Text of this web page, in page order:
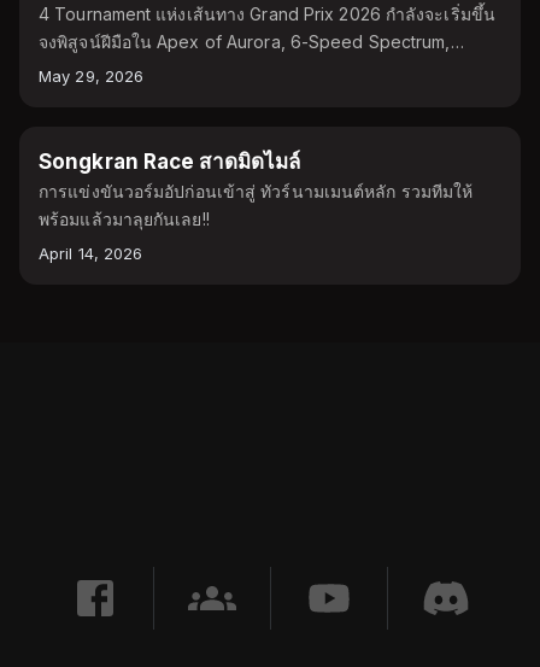
4 Tournament แห่งเส้นทาง Grand Prix 2026 กำลังจะเริ่มขึ้น
จงพิสูจน์ฝีมือใน Apex of Aurora, 6-Speed Spectrum,
Tachyon Track และ THyperlight Highway เพื่อก้าวสู่เวที
May 29, 2026
TOURNAMENT
Songkran Race สาดมิดไมล์
การแข่งขันวอร์มอัปก่อนเข้าสู่ ทัวร์นามเมนต์หลัก รวมทีมให้
พร้อมแล้วมาลุยกันเลย!!
April 14, 2026